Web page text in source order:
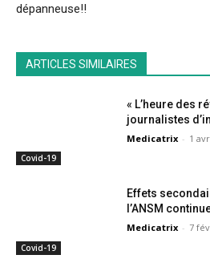
dépanneuse!!
ARTICLES SIMILAIRES
Covid-19
« L’heure des
journalistes
Medicatrix - 1
Covid-19
Effets
l’ANSM
Medicatrix - 7